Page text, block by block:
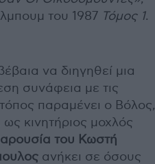
του 1987 Τόμος 1.
να διηγηθεί μια
συνάφεια με τις
παραμένει ο Βόλος,
ως κινητήριος μοχλός
του Κωστή
ανήκει σε όσους